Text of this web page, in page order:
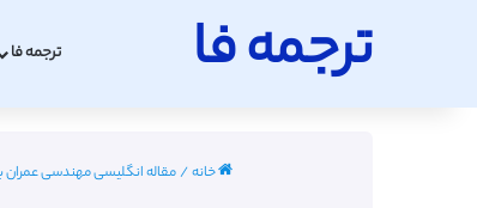
ترجمه فا ترجمه فا
خانه/مقاله انگلیسی مهندسی عمران با